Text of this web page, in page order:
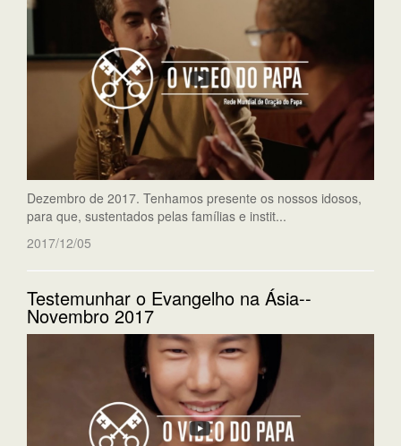
Dezembro de 2017. Tenhamos presente os nossos idosos,
para que, sustentados pelas famílias e instit...
2017/12/05
Testemunhar o Evangelho na Ásia--
Novembro 2017